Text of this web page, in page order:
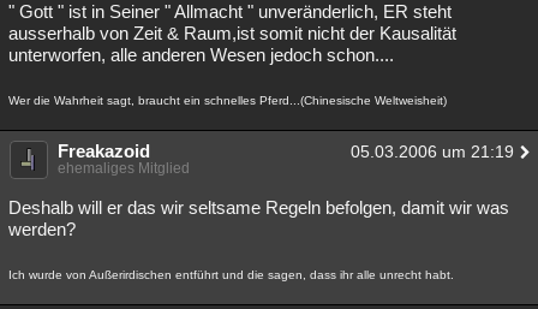
" Gott " ist in Seiner " Allmacht " unveränderlich, ER steht
ausserhalb von Zeit & Raum,ist somit nicht der Kausalität
unterworfen, alle anderen Wesen jedoch schon....
Wer die Wahrheit sagt, braucht ein schnelles Pferd...(Chinesische Weltweisheit)
Freakazoid 05.03.2006 um 21:19
ehemaliges Mitglied
Deshalb will er das wir seltsame Regeln befolgen, damit wir was
werden?
Ich wurde von Außerirdischen entführt und die sagen, dass ihr alle unrecht habt.